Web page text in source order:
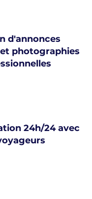
d'annonces
photographies
24h/24 avec